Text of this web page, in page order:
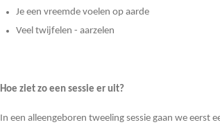
Je een vreemde voelen op aarde
Veel twijfelen - aarzelen
Hoe ziet zo een sessie er uit?
In een alleengeboren tweeling sessie gaan we